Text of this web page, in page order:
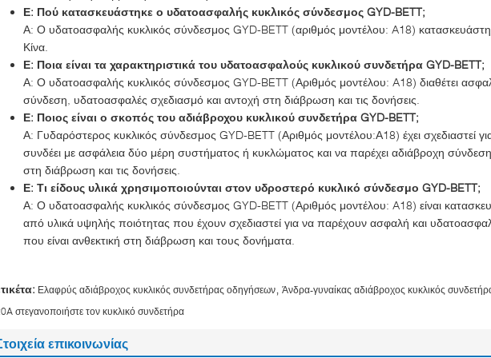
Ε: Πού κατασκευάστηκε ο υδατοασφαλής κυκλικός σύνδεσμος GYD-BETT;
Α: Ο υδατοασφαλής κυκλικός σύνδεσμος GYD-BETT (αριθμός μοντέλου: A18)
Κίνα.
Ε: Ποια είναι τα χαρακτηριστικά του υδατοασφαλούς κυκλικού συνδετήρα GYD-BETT;
Α: Ο υδατοασφαλής κυκλικός σύνδεσμος GYD-BETT (Αριθμός μοντέλου: A18) διαθέτει
σύνδεση, υδατοασφαλές σχεδιασμό και αντοχή στη διάβρωση και τις δονήσεις.
Ε: Ποιος είναι ο σκοπός του αδιάβροχου κυκλικού συνδετήρα GYD-BETT;
Α: Γυδαρόστερος κυκλικός σύνδεσμος GYD-BETT (Αριθμός μοντέλου:Α18) έχει σχεδιαστεί
συνδέει με ασφάλεια δύο μέρη συστήματος ή κυκλώματος και να παρέχει αδιάβροχη σύνδεση
στη διάβρωση και τις δονήσεις.
Ε: Τι είδους υλικά χρησιμοποιούνται στον υδροστερό κυκλικό σύνδεσμο GYD-BETT;
Α: Ο υδατοασφαλής κυκλικός σύνδεσμος GYD-BETT (Αριθμός μοντέλου: A18) είναι
από υλικά υψηλής ποιότητας που έχουν σχεδιαστεί για να παρέχουν ασφαλή και
που είναι ανθεκτική στη διάβρωση και τους δονήματα.
Ελαφρύς αδιάβροχος κυκλικός συνδετήρας οδηγήσεων Άνδρα-γυναίκας αδιάβροχος κυκλικός
στεγανοποιήστε τον κυκλικό συνδετήρα
επικοινωνίας